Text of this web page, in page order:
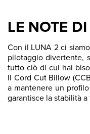
LE NOTE
Con il LUNA 2 ci
pilotaggio divertente,
tutto ciò di cui hai
Il Cord Cut Billow
a mantenere un
garantisce la stabilità